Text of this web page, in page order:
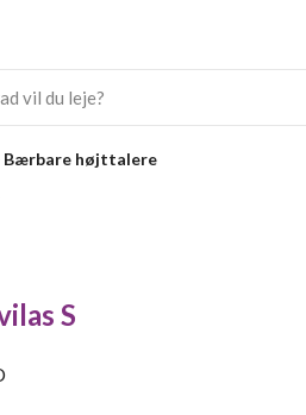
Bærbare højttalere
S